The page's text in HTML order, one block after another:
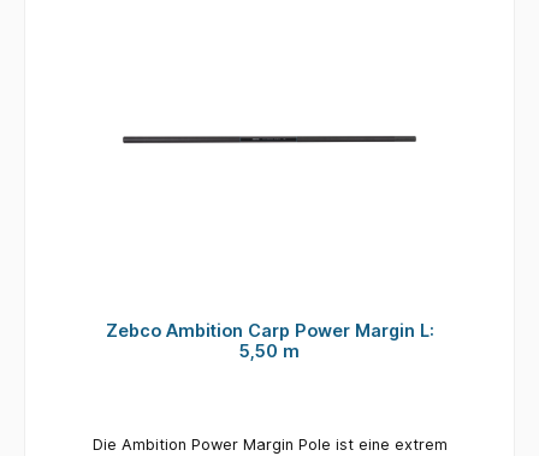
Zebco Ambition Carp Power Margin L:
5,50 m
Die Ambition Power Margin Pole ist eine extrem